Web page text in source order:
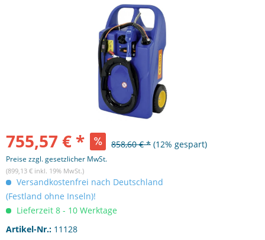
755,57 € * 858,60 € * (12% gespart)
Preise zzgl. gesetzlicher MwSt.
(899,13 € inkl. 19% MwSt.)
Versandkostenfrei nach Deutschland
(Festland ohne Inseln)!
Lieferzeit 8 - 10 Werktage
Artikel-Nr.: 11128